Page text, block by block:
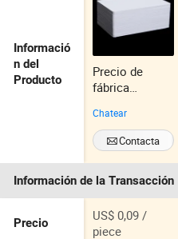
Informació
n del
Producto
Precio de
fábrica
tarjeta en
blanco RFID
blanca
Chatear
Contacta
Ahora
Información de la Transacción
Precio
US$ 0,09 /
piece